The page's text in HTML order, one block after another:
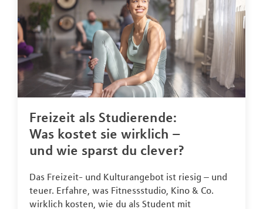
Freizeit als Studierende:
Was kostet sie wirklich –
und wie sparst du clever?
Das Freizeit- und Kulturangebot ist riesig – und
teuer. Erfahre, was Fitnessstudio, Kino & Co.
wirklich kosten, wie du als Student mit